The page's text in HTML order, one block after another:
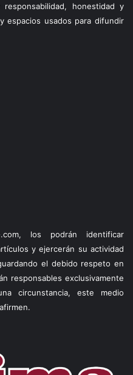
honestidad y
espacios usados para difundir
los podrán identificar
y ejercerán su actividad
el debido respeto en
responsables exclusivamente
circunstancia, este medio